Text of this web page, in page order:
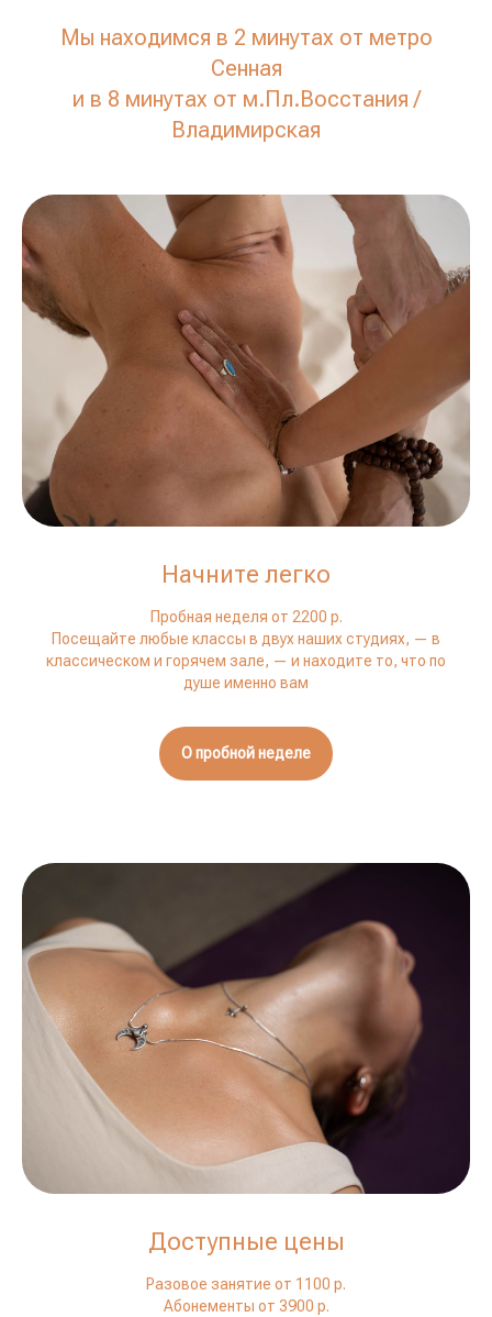
Мы находимся в 2 минутах от метро
Сенная
и в 8 минутах от м.Пл.Восстания /
Владимирская
Начните легко
Пробная неделя от 2200 р.
Посещайте любые классы в двух наших студиях, — в
классическом и горячем зале, — и находите то, что по
душе именно вам
О пробной неделе
Доступные цены
Разовое занятие от 1100 р.
Абонементы от 3900 р.